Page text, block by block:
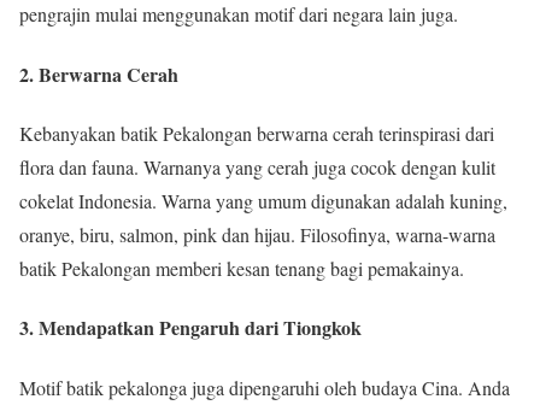
pengrajin mulai menggunakan motif dari negara lain juga.
2. Berwarna Cerah
Kebanyakan batik Pekalongan berwarna cerah terinspirasi dari
flora dan fauna. Warnanya yang cerah juga cocok dengan kulit
cokelat Indonesia. Warna yang umum digunakan adalah kuning,
oranye, biru, salmon, pink dan hijau. Filosofinya, warna-warna
batik Pekalongan memberi kesan tenang bagi pemakainya.
3. Mendapatkan Pengaruh dari Tiongkok
Motif batik pekalonga juga dipengaruhi oleh budaya Cina. Anda